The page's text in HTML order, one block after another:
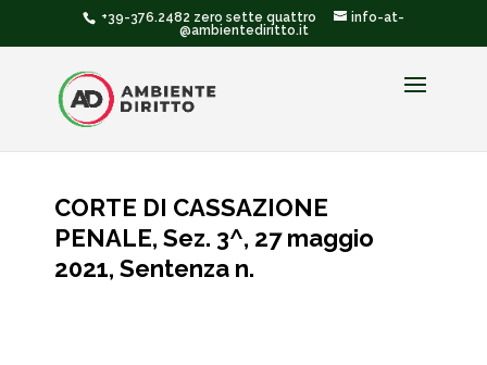
+39-376.2482 zero sette quattro
info-at-
@ambientediritto.it
CORTE DI CASSAZIONE
PENALE, Sez. 3^, 27 maggio
2021, Sentenza n.